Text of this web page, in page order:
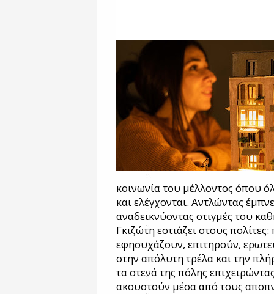
κοινωνία του μέλλοντος όπου
και ελέγχονται. Αντλώντας
αναδεικνύοντας στιγμές του
Γκιζώτη εστιάζει στους
εφησυχάζουν, επιτηρούν,
στην απόλυτη τρέλα και την
τα στενά της πόλης
ακουστούν μέσα από τους